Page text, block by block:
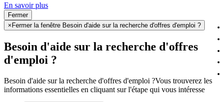
En savoir plus
Fermer
× Fermer la fenêtre Besoin d'aide sur la recherche d'offres d'emploi ?
Besoin d'aide sur la recherche d'offres
d'emploi ?
Besoin d'aide sur la recherche d'offres d'emploi ?Vous trouverez les
informations essentielles en cliquant sur l'étape qui vous intéresse